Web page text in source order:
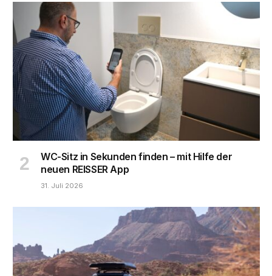
WC-Sitz in Sekunden finden – mit Hilfe der
neuen REISSER App
31. Juli 2026